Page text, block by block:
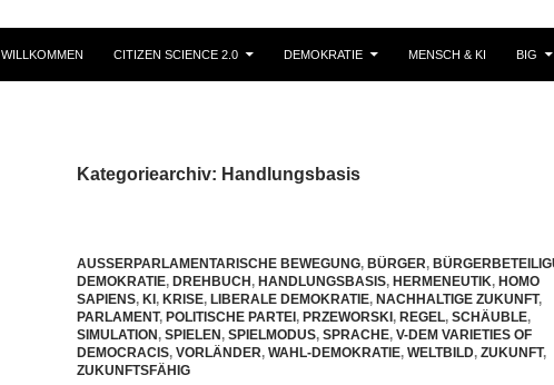
WILLKOMMEN CITIZEN SCIENCE 2.0 DEMOKRATIE MENSCH & KI BIG
Kategoriearchiv: Handlungsbasis
AUSSERPARLAMENTARISCHE BEWEGUNG , BÜRGER,
DEMOKRATIE, DREHBUCH, HANDLUNGSBASIS, HERMENEUTIK, HOMO
SAPIENS, KI, KRISE, LIBERALE DEMOKRATIE, NACHHALTIGE ZUKUNFT,
PARLAMENT, POLITISCHE PARTEI, PRZEWORSKI, REGEL, SCHÄUBLE,
SIMULATION, SPIELEN, SPIELMODUS, SPRACHE, V-DEM VARIETIES OF
DEMOCRACIS, VORLÄNDER, WAHL-DEMOKRATIE, WELTBILD, ZUKUNFT,
ZUKUNFTSFÄHIG